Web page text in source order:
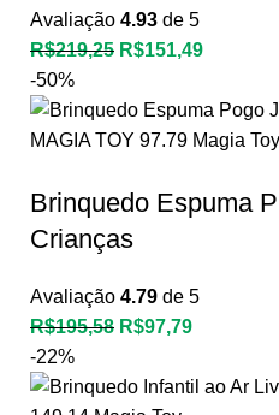
Avaliação 4.93 de 5
R$219,25 R$151,49
-50%
Brinquedo Espuma
Crianças
Avaliação 4.79 de 5
R$195,58 R$97,79
-22%